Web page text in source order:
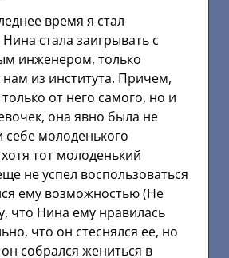
время я стал
стала заигрывать с
инженером, только
из института. Причем,
только от него самого, но и
она явно была не
себе молоденького
тот молоденький
не успел воспользоваться
ему возможностью (Не
что Нина ему нравилась
что он стеснялся ее, но
собрался жениться в